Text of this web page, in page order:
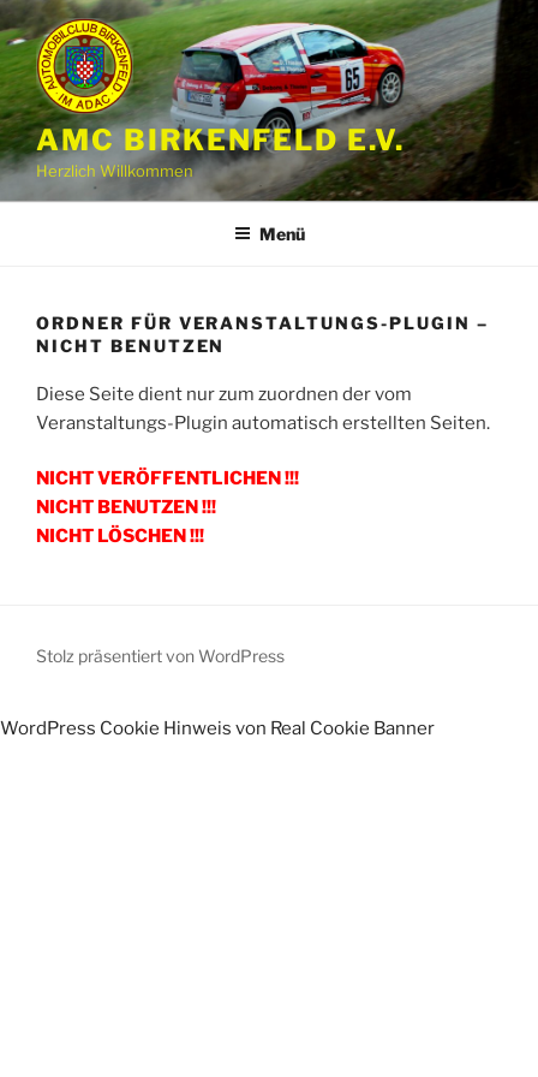
Zum
Inhalt
springen
AMC BIRKENFELD E.V.
Herzlich Willkommen
Menü
ORDNER FÜR VERANSTALTUNGS-PLUGIN –
NICHT BENUTZEN
Diese Seite dient nur zum zuordnen der vom
Veranstaltungs-Plugin automatisch erstellten Seiten.
NICHT VERÖFFENTLICHEN !!!
NICHT BENUTZEN !!!
NICHT LÖSCHEN !!!
Stolz präsentiert von WordPress
WordPress Cookie Hinweis von Real Cookie Banner